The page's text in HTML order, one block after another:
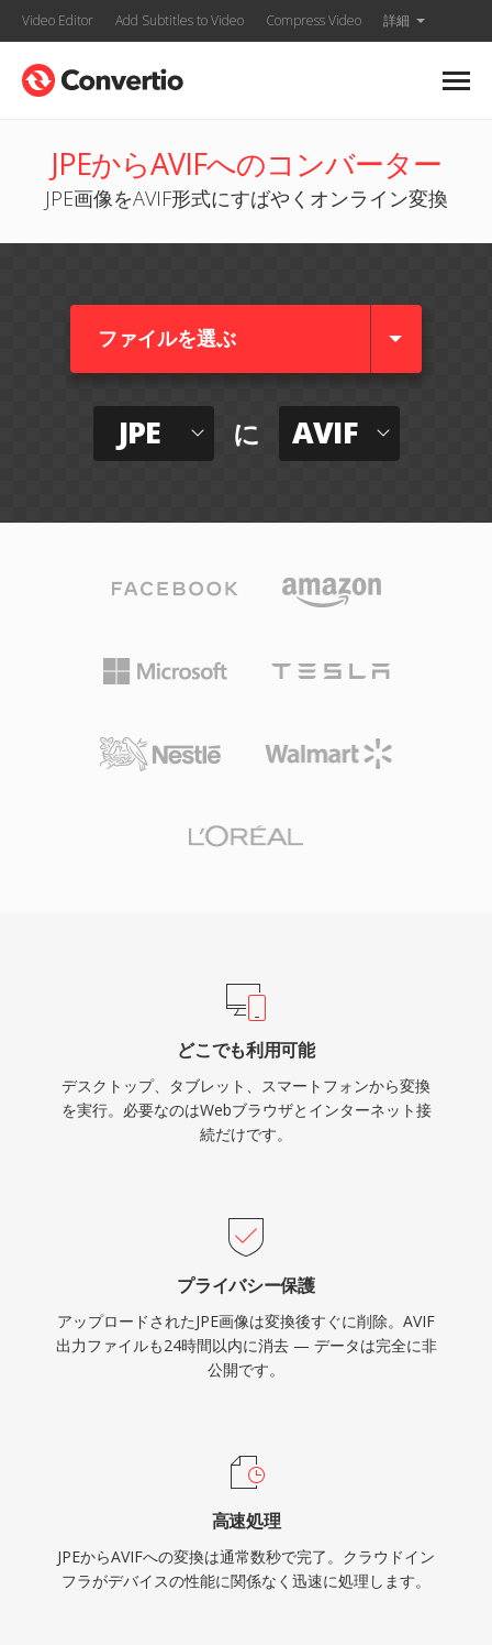
Video Editor Add Subtitles to Video Compress Video 詳細
JPEからAVIFへのコンバーター
JPE画像をAVIF形式にすばやくオンライン変換
ファイルを選ぶ
JPE に AVIF
どこでも利用可能
デスクトップ、タブレット、スマートフォンから変換
を実行。必要なのはWebブラウザとインターネット接
続だけです。
プライバシー保護
アップロードされたJPE画像は変換後すぐに削除。AVIF
出力ファイルも24時間以内に消去 — データは完全に非
公開です。
高速処理
JPEからAVIFへの変換は通常数秒で完了。クラウドイン
フラがデバイスの性能に関係なく迅速に処理します。